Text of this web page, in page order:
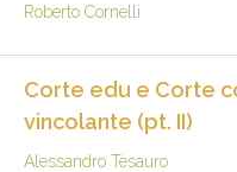
Roberto Cornelli
Corte edu e Corte
vincolante (pt. II)
Alessandro Tesauro